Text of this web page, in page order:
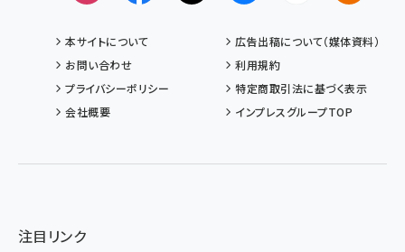
本サイトについて
広告出稿について（媒体資料）
お問い合わせ
利用規約
プライバシーポリシー
特定商取引法に基づく表示
会社概要
インプレスグループTOP
注目リンク